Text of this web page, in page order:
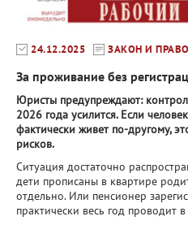
24.12.2025 ЗАКОН И ПРАВО
За проживание без
Юристы предупреждают:
2026 года усилится. Если
фактически живет по-другому,
рисков.
Ситуация достаточно
дети прописаны в квартире
отдельно. Или пенсионер
практически весь год проводит